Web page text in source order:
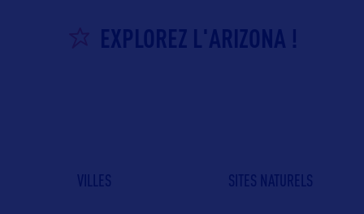
EXPLOREZ L'ARIZONA !
VILLES SITES NATURELS